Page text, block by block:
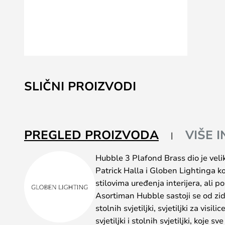
to
the
the
images
SLIČNI PROIZVODI
PREGLED PROIZVODA VIŠE
Hubble 3 Plafond Brass dio je
Patrick Halla i Globen Lightinga
stilovima uređenja interijera, ali
Asortiman Hubble sastoji se od
stolnih svjetiljki, svjetiljki za
svjetiljki i stolnih svjetiljki, koje